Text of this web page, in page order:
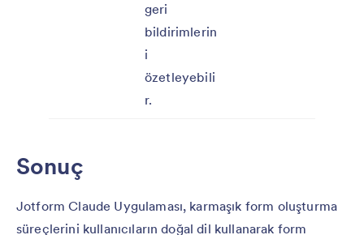
geri
bildirimlerin
i
özetleyebili
r.
Sonuç
Jotform Claude Uygulaması, karmaşık form oluşturma
süreçlerini kullanıcıların doğal dil kullanarak form